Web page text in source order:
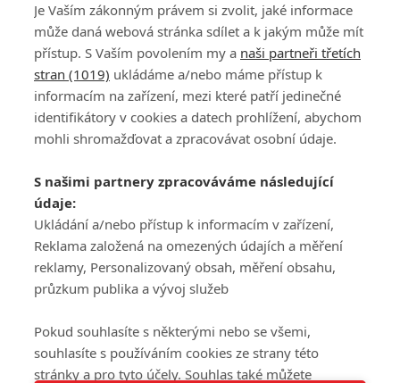
PŘIHLÁSIT
REGISTROVAT
DISKUZE
Šéfredaktorkou webu jePetr Slavík, e-mailserialy@fandimefilmu.cz
Máte-li zájem o inzerci na našem webu napište nám na e-mail
studio@koncal.com
Ochrana osobních údajů|Zásady používání cookies |Pravidla webu
Upravit nastavení soukromí
Je Vaším zákonným právem si zvolit, jaké informace
může daná webová stránka sdílet a k jakým může mít
přístup. S Vaším povolením my a naši partneři třetích
stran (1019) ukládáme a/nebo máme přístup k
informacím na zařízení, mezi které patří jedinečné
identifikátory v cookies a datech prohlížení, abychom
mohli shromažďovat a zpracovávat osobní údaje.
S našimi partnery zpracováváme následující
údaje:
Ukládání a/nebo přístup k informacím v zařízení,
Reklama založená na omezených údajích a měření
reklamy, Personalizovaný obsah, měření obsahu,
průzkum publika a vývoj služeb
Pokud souhlasíte s některými nebo se všemi,
souhlasíte s používáním cookies ze strany této
stránky a pro tyto účely. Souhlas také můžete